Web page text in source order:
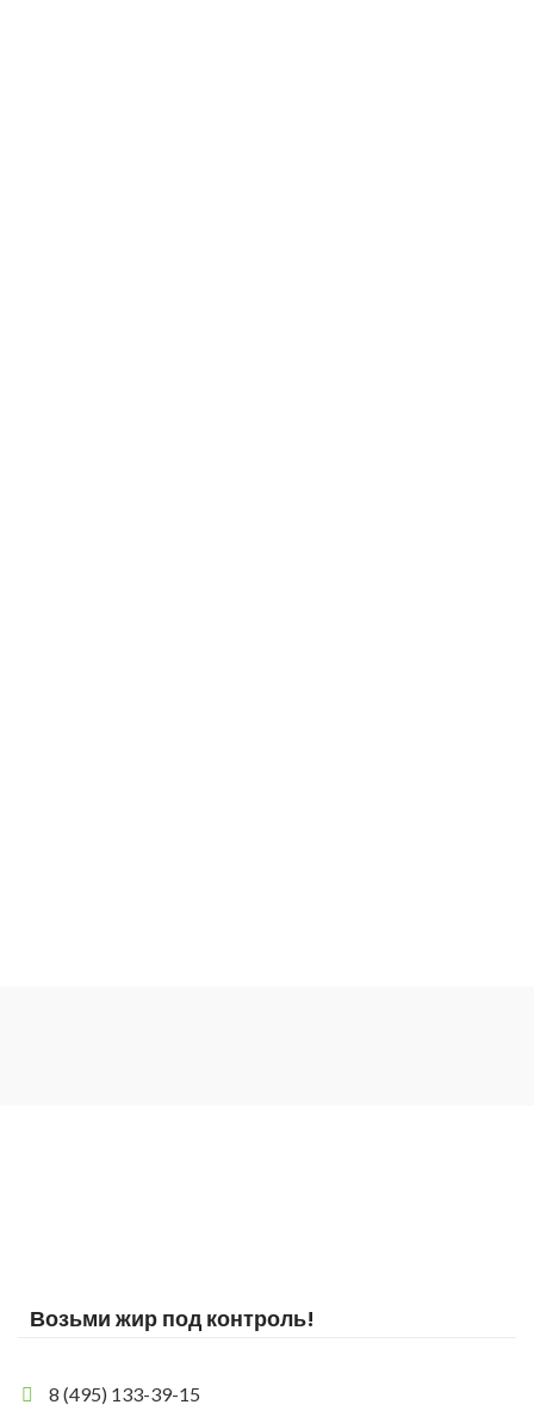
Возьми жир под контроль!
8 (495) 133-39-15